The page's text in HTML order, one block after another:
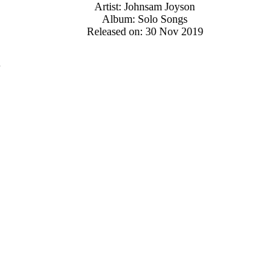
Artist: Johnsam Joyson
Album: Solo Songs
Released on: 30 Nov 2019